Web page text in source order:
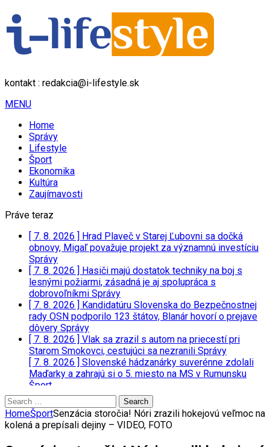
kontakt : redakcia@i-lifestyle.sk
MENU
Home
Správy
Lifestyle
Šport
Ekonomika
Kultúra
Zaujímavosti
Práve teraz
[ 7. 8. 2026 ] Hrad Plaveč v Starej Ľubovni sa dočká
obnovy, Migaľ považuje projekt za významnú investíciu
Správy
[ 7. 8. 2026 ] Hasiči majú dostatok techniky na boj s
lesnými požiarmi, zásadná je aj spolupráca s
dobrovoľníkmi Správy
[ 7. 8. 2026 ] Kandidatúru Slovenska do Bezpečnostnej
rady OSN podporilo 123 štátov, Blanár hovorí o prejave
dôvery Správy
[ 7. 8. 2026 ] Vlak sa zrazil s autom na priecestí pri
Starom Smokovci, cestujúci sa nezranili Správy
[ 7. 8. 2026 ] Slovenské hádzanárky suverénne zdolali
Maďarky a zahrajú si o 5. miesto na MS v Rumunsku
Šport
Search
for:
HomeŠportSenzácia storočia! Nóri zrazili hokejovú veľmoc na
kolená a prepísali dejiny – VIDEO, FOTO